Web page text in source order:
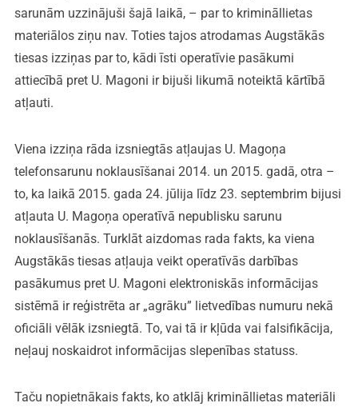
sarunām uzzinājuši šajā laikā, – par to krimināllietas
materiālos ziņu nav. Toties tajos atrodamas Augstākās
tiesas izziņas par to, kādi īsti operatīvie pasākumi
attiecībā pret U. Magoni ir bijuši likumā noteiktā kārtībā
atļauti.
Viena izziņa rāda izsniegtās atļaujas U. Magoņa
telefonsarunu noklausīšanai 2014. un 2015. gadā, otra –
to, ka laikā 2015. gada 24. jūlija līdz 23. septembrim bijusi
atļauta U. Magoņa operatīvā nepublisku sarunu
noklausīšanās. Turklāt aizdomas rada fakts, ka viena
Augstākās tiesas atļauja veikt operatīvās darbības
pasākumus pret U. Magoni elektroniskās informācijas
sistēmā ir reģistrēta ar „agrāku” lietvedības numuru nekā
oficiāli vēlāk izsniegtā. To, vai tā ir kļūda vai falsifikācija,
neļauj noskaidrot informācijas slepenības statuss.
Taču nopietnākais fakts, ko atklāj krimināllietas materiāli